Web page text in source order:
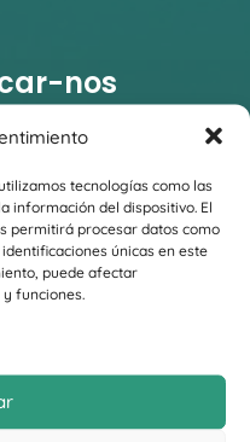
tecnologías como las
información del dispositivo. El
permitirá procesar datos como
únicas en este
puede afectar
funciones.
nos